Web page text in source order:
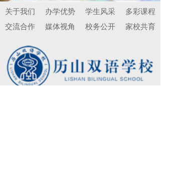
交流合作 媒体视角 校务公开 家校共育
关于我们 办学优势 学生风采 多彩课程